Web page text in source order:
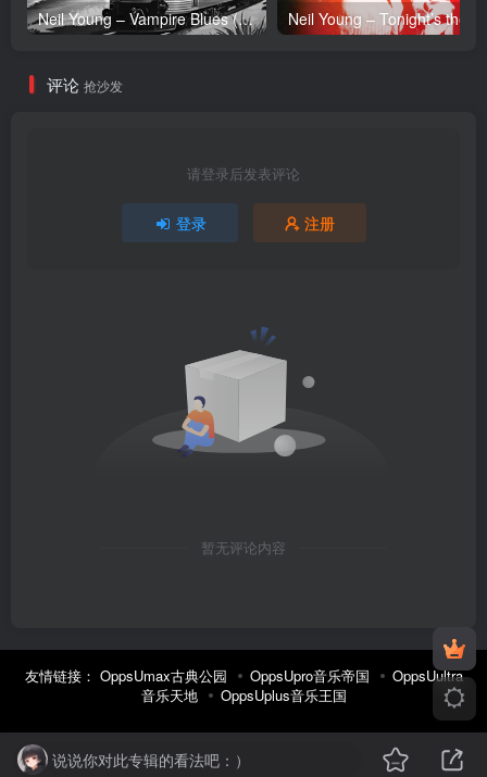
Neil Young – Vampire Blues (Live) – Single(054391239303)【24bit／96.0kHz】土耳其区
评论 抢沙发
请登录后发表评论
登录 注册
暂无评论内容
友情链接： OppsUmax古典公园 OppsUpro音乐帝国
OppsUultra
音乐天地
OppsUplus音乐王国
说说你对此专辑的看法吧：）